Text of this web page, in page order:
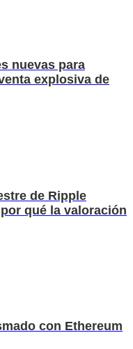
nuevas para
explosiva de
de Ripple
qué la valoración
con Ethereum